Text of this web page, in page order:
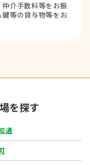
介手数料等をお振
等の貸与物等をお
を探す
通